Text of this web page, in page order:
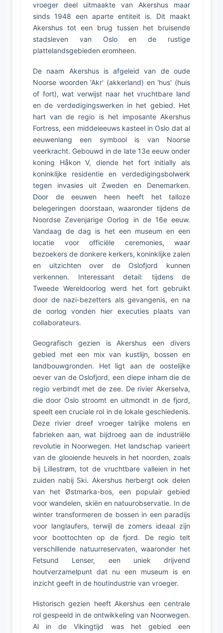
vroeger deel uitmaakte van Akershus maar
sinds 1948 een aparte entiteit is. Dit maakt
Akershus tot een brug tussen het bruisende
stadsleven van Oslo en de rustige
plattelandsgebieden eromheen.
De naam Akershus is afgeleid van de oude
Noorse woorden 'Akr' (akkerland) en 'hus' (huis
of fort), wat verwijst naar het vruchtbare land
en de verdedigingswerken in het gebied. Het
hart van de regio is het imposante Akershus
Fortress, een middeleeuws kasteel in Oslo dat al
eeuwenlang een symbool is van Noorse
veerkracht. Gebouwd in de late 13e eeuw onder
koning Håkon V, diende het fort initially als
koninklijke residentie en verdedigingsbolwerk
tegen invasies uit Zweden en Denemarken.
Door de eeuwen heen heeft het talloze
belegeringen doorstaan, waaronder tijdens de
Noordse Zevenjarige Oorlog in de 16e eeuw.
Vandaag de dag is het een museum en een
locatie voor officiële ceremonies, waar
bezoekers de donkere kerkers, koninklijke zalen
en uitzichten over de Oslofjord kunnen
verkennen. Interessant detail: tijdens de
Tweede Wereldoorlog werd het fort gebruikt
door de nazi-bezetters als gevangenis, en na
de oorlog vonden hier executies plaats van
collaborateurs.
Geografisch gezien is Akershus een divers
gebied met een mix van kustlijn, bossen en
landbouwgronden. Het ligt aan de oostelijke
oever van de Oslofjord, een diepe inham die de
regio verbindt met de zee. De rivier Akerselva,
die door Oslo stroomt en uitmondt in de fjord,
speelt een cruciale rol in de lokale geschiedenis.
Deze rivier dreef vroeger talrijke molens en
fabrieken aan, wat bijdroeg aan de industriële
revolutie in Noorwegen. Het landschap varieert
van de glooiende heuvels in het noorden, zoals
bij Lillestrøm, tot de vruchtbare valleien in het
zuiden nabij Ski. Akershus herbergt ook delen
van het Østmarka-bos, een populair gebied
voor wandelen, skiën en natuurobservatie. In de
winter transformeren de bossen in een paradijs
voor langlaufers, terwijl de zomers ideaal zijn
voor boottochten op de fjord. De regio telt
verschillende natuurreservaten, waaronder het
Fetsund Lenser, een uniek drijvend
houtverzamelpunt dat nu een museum is en
inzicht geeft in de houtindustrie van vroeger.
Historisch gezien heeft Akershus een centrale
rol gespeeld in de ontwikkeling van Noorwegen.
Al in de Vikingtijd was het gebied een